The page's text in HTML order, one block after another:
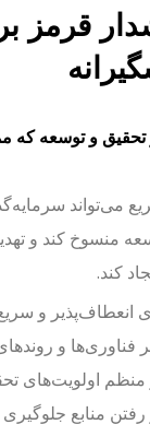
قرمز
تحقیق و توسعه که
می‌تواند
منسوخ کند و
کند.
و سریع
فناوری‌ها و
اولویت‌های
رفتن منابع جلوگیری